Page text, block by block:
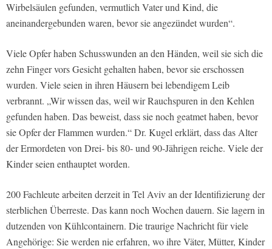
Wirbelsäulen gefunden, vermutlich Vater und Kind, die
aneinandergebunden waren, bevor sie angezündet wurden“.
Viele Opfer haben Schusswunden an den Händen, weil sie sich die
zehn Finger vors Gesicht gehalten haben, bevor sie erschossen
wurden. Viele seien in ihren Häusern bei lebendigem Leib
verbrannt. „Wir wissen das, weil wir Rauchspuren in den Kehlen
gefunden haben. Das beweist, dass sie noch geatmet haben, bevor
sie Opfer der Flammen wurden.“ Dr. Kugel erklärt, dass das Alter
der Ermordeten von Drei- bis 80- und 90-Jährigen reiche. Viele der
Kinder seien enthauptet worden.
200 Fachleute arbeiten derzeit in Tel Aviv an der Identifizierung der
sterblichen Überreste. Das kann noch Wochen dauern. Sie lagern in
dutzenden von Kühlcontainern. Die traurige Nachricht für viele
Angehörige: Sie werden nie erfahren, wo ihre Väter, Mütter, Kinder